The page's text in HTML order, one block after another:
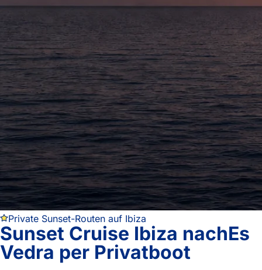
Private Sunset-Routen auf Ibiza
Sunset Cruise Ibiza nachEs
Vedra per Privatboot